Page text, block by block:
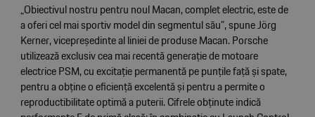
„Obiectivul nostru pentru noul Macan, complet electric, este de
a oferi cel mai sportiv model din segmentul său”, spune Jörg
Kerner, vicepreședinte al liniei de produse Macan. Porsche
utilizează exclusiv cea mai recentă generație de motoare
electrice PSM, cu excitație permanentă pe punțile față și spate,
pentru a obține o eficiență excelentă și pentru a permite o
reproductibilitate optimă a puterii. Cifrele obținute indică